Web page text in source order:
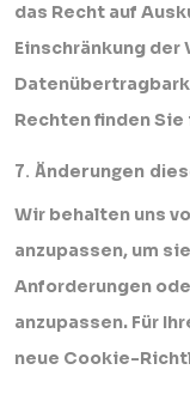
das Recht auf
Einschränkung der
Rechten finden
7. Änderungen
Wir behalten uns
anzupassen, um
Anforderungen
anzupassen. Für
neue Cookie-